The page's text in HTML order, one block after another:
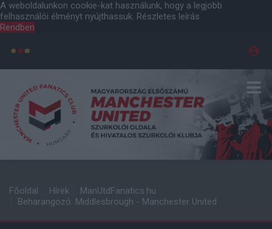
A weboldalunkon cookie-kat használunk, hogy a legjobb
felhasználói élményt nyújthassuk. Részletes leírás
Rendben
Főoldal Hírek
ManUtdFanatics.hu
Beharangozó: Middlesbrough - Manchester United